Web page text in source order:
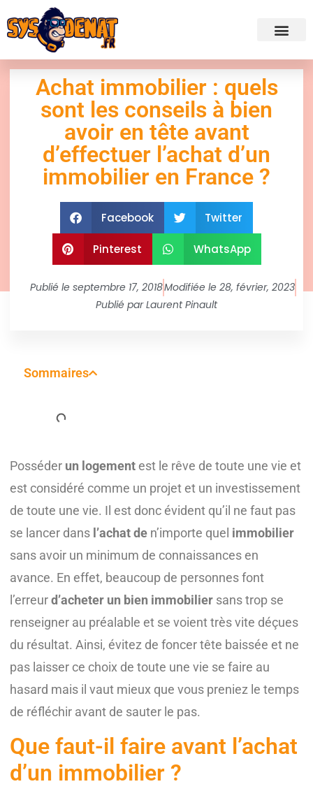
Achat immobilier : quels
sont les conseils à bien
avoir en tête avant
d’effectuer l’achat d’un
immobilier en France ?
Facebook Twitter
Pinterest WhatsApp
Publié le septembre 17, 2018Modifiée le 28, février, 2023
Publié parLaurent Pinault
Sommaires
Posséder un logement est le rêve de toute une vie et
est considéré comme un projet et un investissement
de toute une vie. Il est donc évident qu’il ne faut pas
se lancer dans l’achat de n’importe quel immobilier
sans avoir un minimum de connaissances en
avance. En effet, beaucoup de personnes font
l’erreurd’acheter un bien immobilier sans trop se
renseigner au préalable et se voient très vite déçues
du résultat. Ainsi, évitez de foncer tête baissée et ne
pas laisser ce choix de toute une vie se faire au
hasard mais il vaut mieux que vous preniez le temps
de réfléchir avant de sauter le pas.
Que faut-il faire avant l’achat
d’un immobilier ?